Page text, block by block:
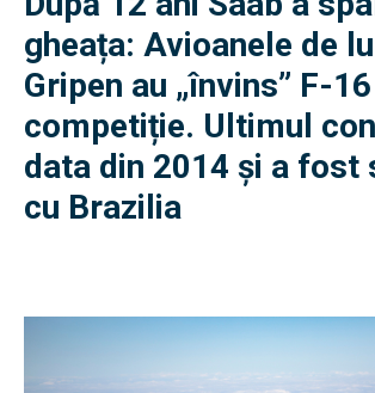
gheața: Avioanele de
Gripen au „învins” F-
competiție. Ultimul
data din 2014 și a fost
cu Brazilia